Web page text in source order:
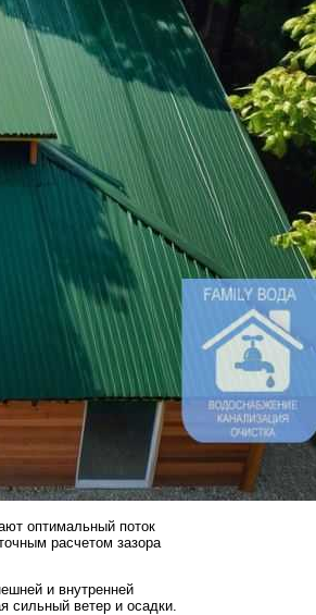
оптимальный поток
расчетом зазора
и внутренней
сильный ветер и осадки.